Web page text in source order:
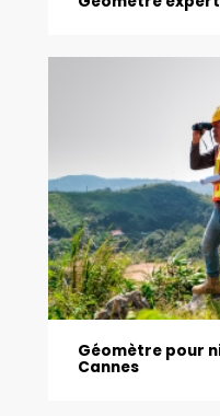
Géomètre pour
Cannes